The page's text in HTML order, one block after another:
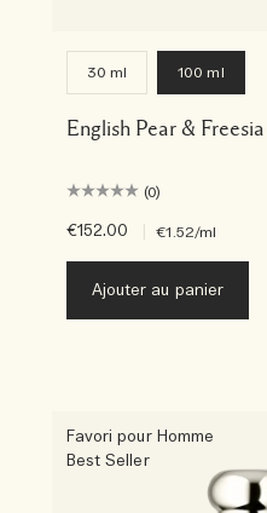
30 ml 100 ml
English Pear &
(0)
€152.00 €1.52/ml
Ajouter au panier
Favori pour Homme
Best Seller